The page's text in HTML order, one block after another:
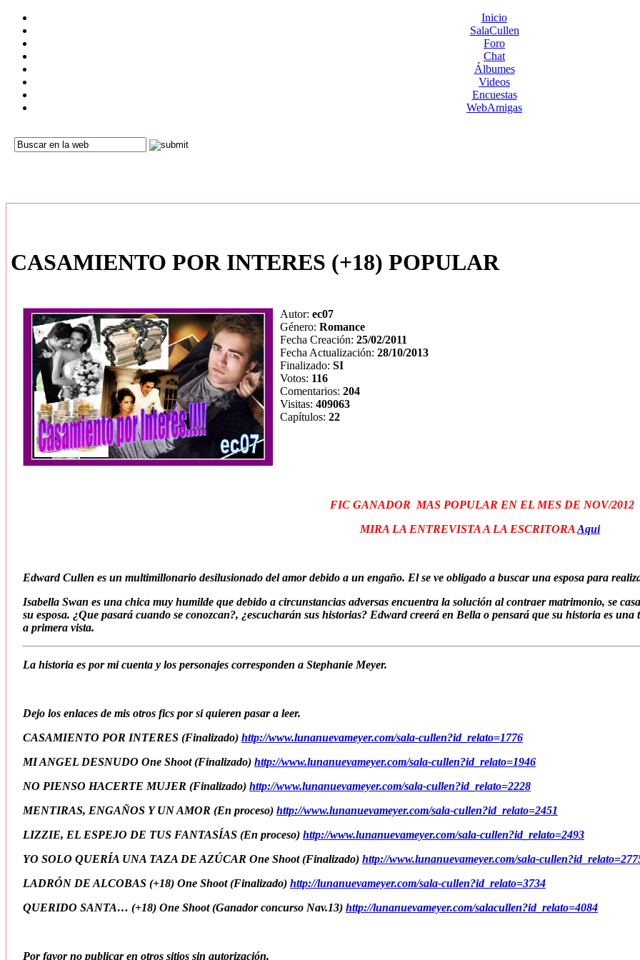
Inicio
SalaCullen
Foro
Chat
Álbumes
Videos
Encuestas
WebAmigas
CASAMIENTO POR INTERES (+18) POPULAR
Autor: ec07
Género: Romance
Fecha Creación: 25/02/2011
Fecha Actualización: 28/10/2013
Finalizado: SI
Votos: 116
Comentarios: 204
Visitas: 409063
Capítulos: 22
FIC GANADOR MAS POPULAR EN EL MES DE NOV/2012
MIRA LA ENTREVISTA A LA ESCRITORA Aqui
Edward Cullen es un multimillonario desilusionado del amor debido a un engaño. El se ve obligado a buscar una esposa para
Isabella Swan es una chica muy humilde que debido a circunstancias adversas encuentra la solución al contraer matrimonio, se
su esposa. ¿Que pasará cuando se conozcan?, ¿escucharán sus historias? Edward creerá en Bella o pensará que su historia es
a primera vista.
La historia es por mi cuenta y los personajes corresponden a Stephanie Meyer.
Dejo los enlaces de mis otros fics por si quieren pasar a leer.
CASAMIENTO POR INTERES (Finalizado) http://www.lunanuevameyer.com/sala-cullen?id_relato=1776
MI ANGEL DESNUDO One Shoot (Finalizado) http://www.lunanuevameyer.com/sala-cullen?id_relato=1946
NO PIENSO HACERTE MUJER (Finalizado) http://www.lunanuevameyer.com/sala-cullen?id_relato=2228
MENTIRAS, ENGAÑOS Y UN AMOR (En proceso) http://www.lunanuevameyer.com/sala-cullen?id_relato=2451
LIZZIE, EL ESPEJO DE TUS FANTASÍAS (En proceso) http://www.lunanuevameyer.com/sala-cullen?id_relato=2493
YO SOLO QUERÍA UNA TAZA DE AZÚCAR One Shoot (Finalizado) http://www.lunanuevameyer.com/sala-
LADRÓN DE ALCOBAS (+18) One Shoot (Finalizado) http://lunanuevameyer.com/sala-cullen?id_relato=3734
QUERIDO SANTA… (+18) One Shoot(Ganador concurso Nav.13) http://lunanuevameyer.com/salacullen?id_relato=4084
Por favor no publicar en otros sitios sin autorización.